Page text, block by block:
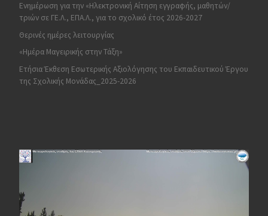
Ενημέρωση για την «Ηλεκτρονική Αίτηση εγγραφής, μαθητών/
τριών σε ΓΕ.Λ., ΕΠΑ.Λ., για το σχολικό έτος 2026-2027
Θερινές ημέρες λειτουργίας
«Ημέρα Μαγειρικής στην Τάξη»
Ετήσια Έκθεση Εσωτερικής Αξιολόγησης του Εκπαιδευτικού Έργου
της Σχολικής Μονάδας_2025-2026